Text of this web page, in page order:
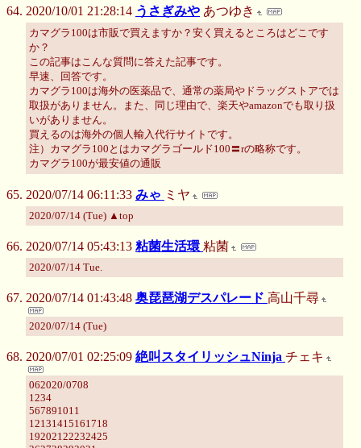
2020/10/01 21:28:14 うさぎみや あつゆき
カマグラ100は市販で買えますか？安く買えるところはどこです
か？
この記事はこんな質問に答えた記事です。
早速、回答です。
カマグラ100は海外の医薬品で、通常の薬局やドラッグストアでは
取扱がありません。また、同じ理由で、楽天やamazonでも取り扱
いがありません。
買えるのは海外の個人輸入代行サイトです。
注）カマグラ100とはカマグラゴールド100〓rの略称です。
カマグラ100が最安値の通販
2020/07/14 06:11:33 みゃ ミヤ
2020/07/14 (Tue) ▲top
2020/07/14 05:43:13 粘菌生活環 粘菌
2020/07/14 Tue.
2020/07/14 01:43:48 奥琵琶湖デスパレード 高山千尋
2020/07/14 (Tue)
2020/07/01 02:25:09 絶叫スタイリッシュNinja チェキ
062020/0708
1234
567891011
12131415161718
19202122232425